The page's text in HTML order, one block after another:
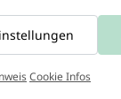
Cookie Infos